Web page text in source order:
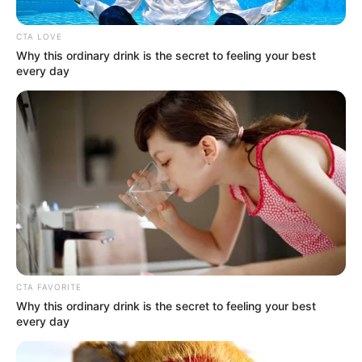
Comisionado para la Paz.
RCN Radio/ Ingrid Jaimes
Por:
Ingrid Liliana Jaimes Jaimes
CTA LOVE
Why this ordinary drink is the secret to feeling your best
every day
CTA FAVORITE
Why this ordinary drink is the secret to feeling your best
every day